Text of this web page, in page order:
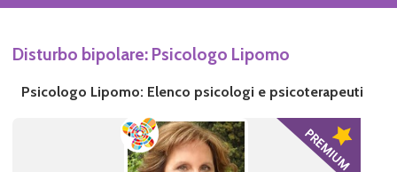
Disturbo bipolare: Psicologo Lipomo
Psicologo Lipomo: Elenco psicologi e psicoterapeuti